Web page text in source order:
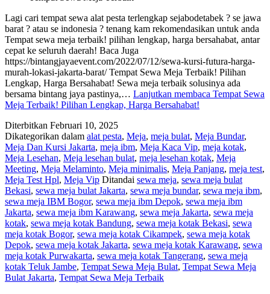
Lagi cari tempat sewa alat pesta terlengkap sejabodetabek ? se jawa
barat ? atau se indonesia ? tenang kam rekomendasikan untuk anda
Tempat sewa meja terbaik! pilihan lengkap, harga bersahabat, antar
cepat ke seluruh daerah! Baca Juga
https://bintangjayaevent.com/2022/07/12/sewa-kursi-futura-harga-
murah-lokasi-jakarta-barat/ Tempat Sewa Meja Terbaik! Pilihan
Lengkap, Harga Bersahabat! Sewa meja terbaik solusinya ada
bersama bintang jaya pastinya,… Lanjutkan membaca Tempat Sewa
Meja Terbaik! Pilihan Lengkap, Harga Bersahabat!
Diterbitkan Februari 10, 2025
Dikategorikan dalam alat pesta, Meja, meja bulat, Meja Bundar,
Meja Dan Kursi Jakarta, meja ibm, Meja Kaca Vip, meja kotak,
Meja Lesehan, Meja lesehan bulat, meja lesehan kotak, Meja
Meeting, Meja Melaminto, Meja minimalis, Meja Panjang, meja test,
Meja Test Hpl, Meja Vip Ditandai sewa meja, sewa meja bulat
Bekasi, sewa meja bulat Jakarta, sewa meja bundar, sewa meja ibm,
sewa meja IBM Bogor, sewa meja ibm Depok, sewa meja ibm
Jakarta, sewa meja ibm Karawang, sewa meja Jakarta, sewa meja
kotak, sewa meja kotak Bandung, sewa meja kotak Bekasi, sewa
meja kotak Bogor, sewa meja kotak Cikampek, sewa meja kotak
Depok, sewa meja kotak Jakarta, sewa meja kotak Karawang, sewa
meja kotak Purwakarta, sewa meja kotak Tangerang, sewa meja
kotak Teluk Jambe, Tempat Sewa Meja Bulat, Tempat Sewa Meja
Bulat Jakarta, Tempat Sewa Meja Terbaik